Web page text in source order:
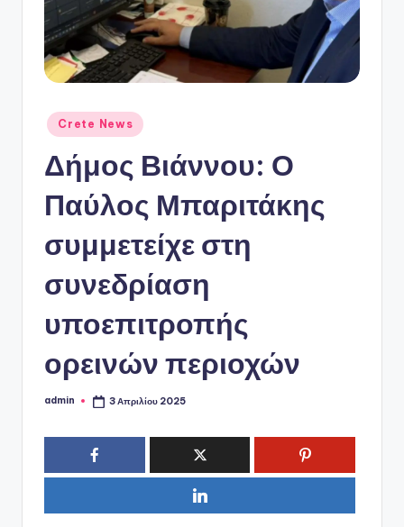
P
o
Αναρτήθηκε
σε
Crete News
Δήμος Βιάννου: Ο
Παύλος Μπαριτάκης
συμμετείχε στη
συνεδρίαση
υποεπιτροπής
ορεινών περιοχών
Συγγραφέας:
admin 3 Απριλίου 2025